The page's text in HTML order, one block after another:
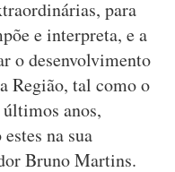
para
e interpreta, e a
o desenvolvimento
Região, tal como o
anos,
na sua
Bruno Martins.